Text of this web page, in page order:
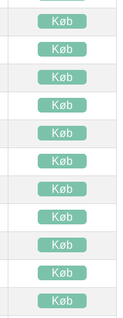
Køb
Køb
Køb
Køb
Køb
Køb
Køb
Køb
Køb
Køb
Køb